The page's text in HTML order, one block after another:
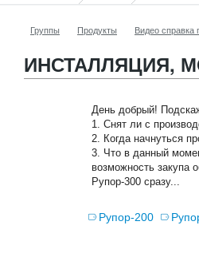
Группы Продукты Видео
ИНСТАЛЛЯЦИЯ,
День добрый!
1. Снят ли с
2. Когда начнуться
3. Что в данный
возможность закупа
Рупор-300 сразу...
Рупор-200